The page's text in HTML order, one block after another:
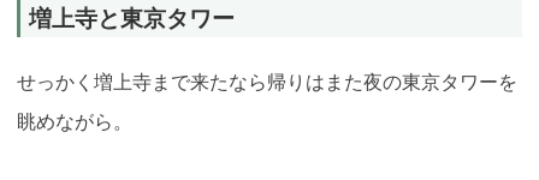
増上寺と東京タワー
せっかく増上寺まで来たなら帰りはまた夜の東京タワーを
眺めながら。